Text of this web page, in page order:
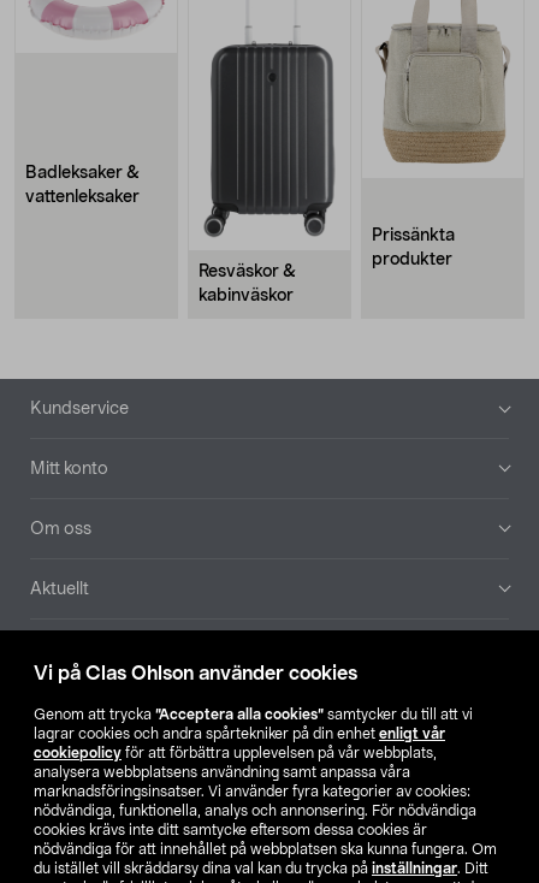
Vi på Clas Ohlson använder cookies
Genom att trycka ”Acceptera alla cookies” samtycker du till att vi
lagrar cookies och andra spårtekniker på din enhet enligt vår
cookiepolicy för att förbättra upplevelsen på vår webbplats,
analysera webbplatsens användning samt anpassa våra
marknadsföringsinsatser. Vi använder fyra kategorier av cookies:
nödvändiga, funktionella, analys och annonsering. För nödvändiga
cookies krävs inte ditt samtycke eftersom dessa cookies är
nödvändiga för att innehållet på webbplatsen ska kunna fungera. Om
du istället vill skräddarsy dina val kan du trycka på inställningar. Ditt
Badleksaker &
vattenleksaker
Resväskor &
kabinväskor
Prissänkta
produkter
Sidfot
Kundservice
Mitt konto
Om oss
Aktuellt
Hitta butik
SE NO FI